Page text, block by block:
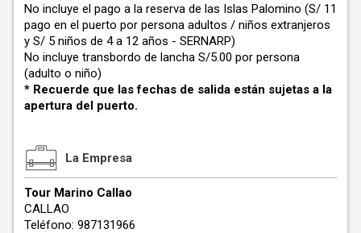
No incluye el pago a la reserva de las Islas Palomino (S/ 11
pago en el puerto por persona adultos / niños extranjeros
y S/ 5 niños de 4 a 12 años - SERNARP)
No incluye transbordo de lancha S/5.00 por persona
(adulto o niño)
* Recuerde que las fechas de salida están sujetas a la
apertura del puerto.
La Empresa
Tour Marino Callao
CALLAO
Teléfono: 987131966